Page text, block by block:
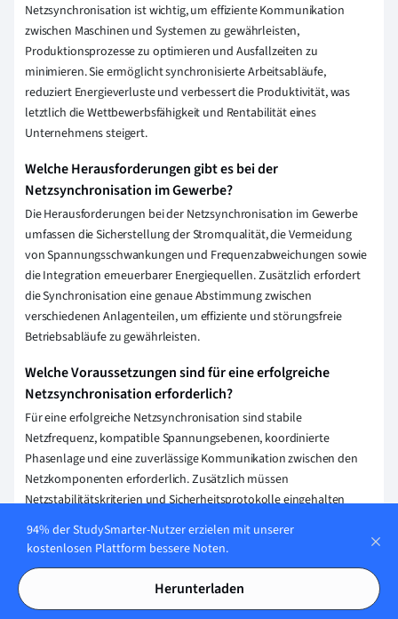
Netzsynchronisation ist wichtig, um effiziente Kommunikation
zwischen Maschinen und Systemen zu gewährleisten,
Produktionsprozesse zu optimieren und Ausfallzeiten zu
minimieren. Sie ermöglicht synchronisierte Arbeitsabläufe,
reduziert Energieverluste und verbessert die Produktivität, was
letztlich die Wettbewerbsfähigkeit und Rentabilität eines
Unternehmens steigert.
Welche Herausforderungen gibt es bei der
Netzsynchronisation im Gewerbe?
Die Herausforderungen bei der Netzsynchronisation im Gewerbe
umfassen die Sicherstellung der Stromqualität, die Vermeidung
von Spannungsschwankungen und Frequenzabweichungen sowie
die Integration erneuerbarer Energiequellen. Zusätzlich erfordert
die Synchronisation eine genaue Abstimmung zwischen
verschiedenen Anlagenteilen, um effiziente und störungsfreie
Betriebsabläufe zu gewährleisten.
Welche Voraussetzungen sind für eine erfolgreiche
Netzsynchronisation erforderlich?
Für eine erfolgreiche Netzsynchronisation sind stabile
Netzfrequenz, kompatible Spannungsebenen, koordinierte
Phasenlage und eine zuverlässige Kommunikation zwischen den
Netzkomponenten erforderlich. Zusätzlich müssen
Netzstabilitätskriterien und Sicherheitsprotokolle eingehalten
Betrieb zu gewährleisten.
Welche Technologien unterstützen die
Netzsynchronisation im Handwerk?
94% der StudySmarter-Nutzer erzielen mit unserer
kostenlosen Plattform bessere Noten.
Herunterladen